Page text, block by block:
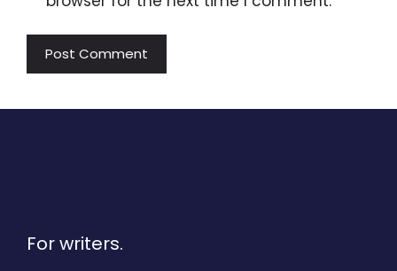
For writers.